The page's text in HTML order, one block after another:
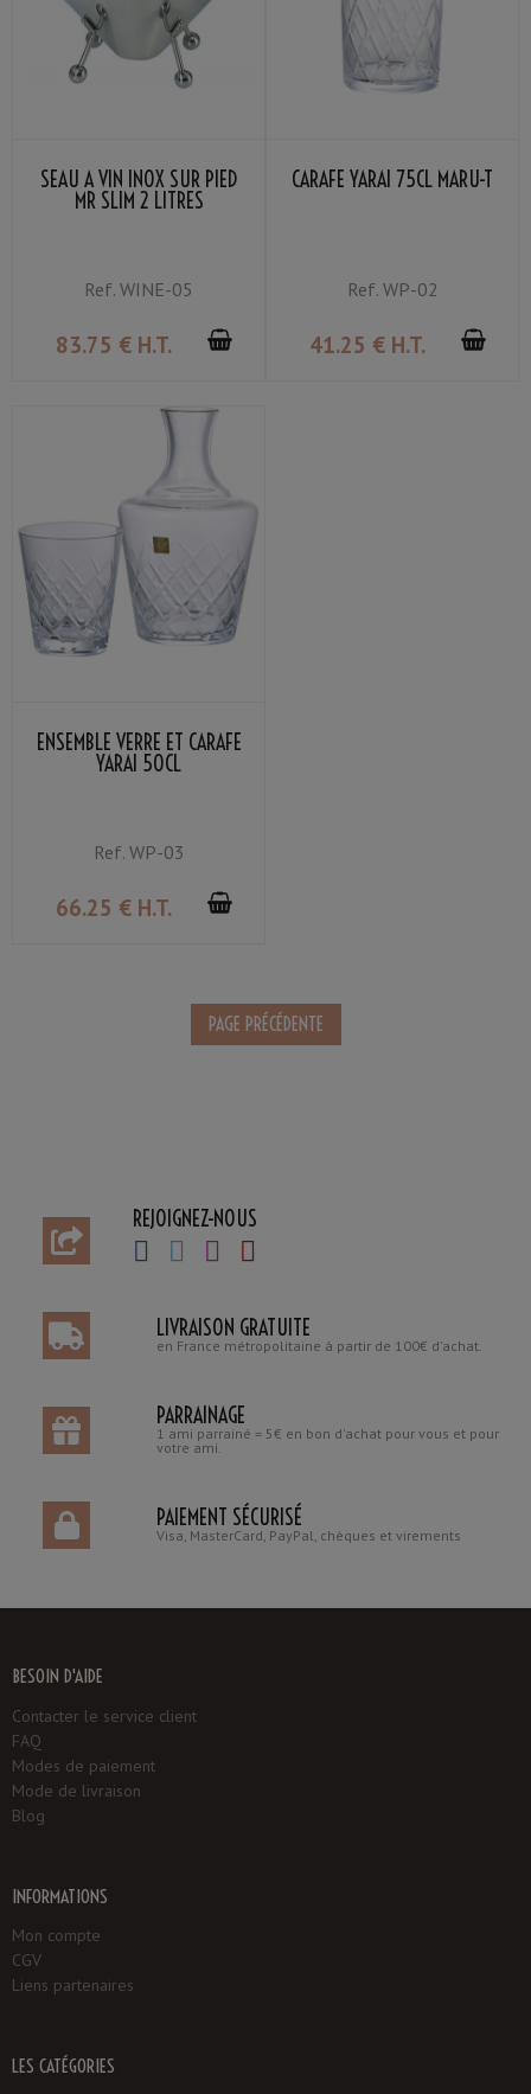
SEAU À VIN INOX SUR PIED
MR SLIM 2 LITRES
Ref. WINE-05
83.75 € H.T.
CARAFE YARAI 75CL MARU-T
Ref.WP-02
41.25 € H.T.
ENSEMBLE VERRE ET CARAFE
YARAI 50CL
Ref.WP-03
66.25 € H.T.
REJOIGNEZ-NOUS
LIVRAISON GRATUITE
en France métropolitaine à partir de 100€ d'achat.
PARRAINAGE
1 ami parrainé = 5€ en bon d'achat pour vous et pour
votre ami.
PAIEMENT SÉCURISÉ
Visa, MasterCard, PayPal, chèques et virements
BESOIN D'AIDE
Contacter le service client
FAQ
Modes de paiement
Mode de livraison
Blog
INFORMATIONS
Mon compte
CGV
Liens partenaires
LES CATÉGORIES